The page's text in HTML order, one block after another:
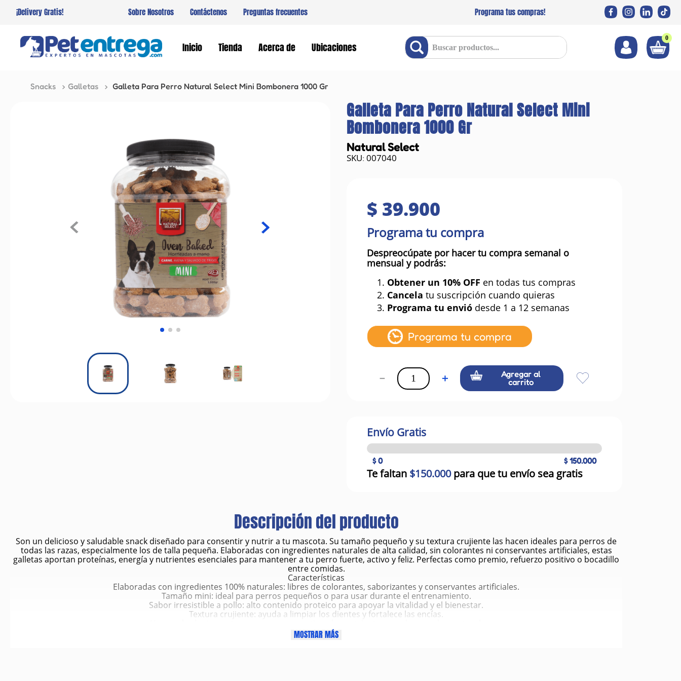
¡Delivery Gratis! Sobre Nosotros Contáctenos Preguntas frecuentes Programa tus compras!
Inicio Tienda Acerca de Ubicaciones
Buscar productos... 0
Snacks Galletas Galleta Para Perro Natural Select Mini Bombonera 1000 Gr
Galleta Para Perro Natural Select Mini
Bombonera 1000 Gr
Natural Select
:007040
$ 39.900
Programa tu compra
Despreocúpate por hacer tu compra semanal o
mensual y podrás:
1. Obtener un 10% OFF en todas tus compras
2. Cancela tu suscripción cuando quieras
3. Programa tu envió desde 1 a 12 semanas
Programa tu compra
＋
－
Agregar al
carrito
Envío Gratis
$ 0 $ 150.000
Te faltan $150.000para que tu envío sea gratis
Descripción del producto
Son un delicioso y saludable snack diseñado para consentir y nutrir a tu mascota. Su tamaño pequeño y su textura crujiente las hacen ideales para perros de
todas las razas, especialmente los de talla pequeña. Elaboradas con ingredientes naturales de alta calidad, sin colorantes ni conservantes artificiales, estas
galletas aportan proteínas, energía y nutrientes esenciales para mantener a tu perro fuerte, activo y feliz. Perfectas como premio, refuerzo positivo o bocadillo
entre comidas.
Características
Elaboradas con ingredientes 100% naturales: libres de colorantes, saborizantes y conservantes artificiales.
Tamaño mini: ideal para perros pequeños o para usar durante el entrenamiento.
Sabor irresistible a pollo: alto contenido proteico para apoyar la vitalidad y el bienestar.
Textura crujiente: ayuda a limpiar los dientes y fortalece las encías.
Presentación práctica de 1000 g tipo bombonera: mantiene la frescura y facilita el almacenamiento.
Beneficios
MOSTRAR MÁS